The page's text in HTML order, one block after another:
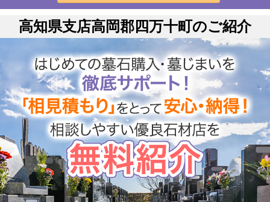
高知県支店高岡郡四万十町のご紹介